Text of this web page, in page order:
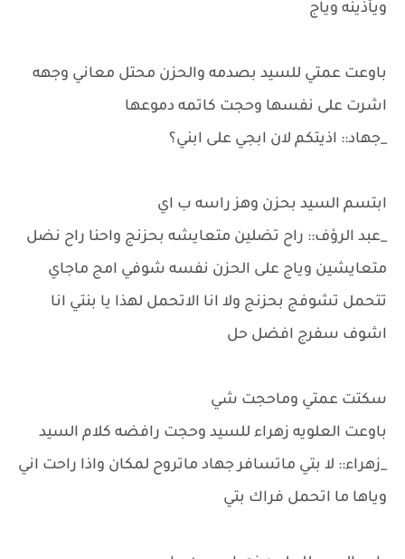
ويأذينه وياج
باوعت عمتي للسيد بصدمه والحزن محتل معاني وجهه
اشرت على نفسها وحجت كاتمه دموعها
_جهاد:: اذيتكم لان ابجي على ابني؟
ابتسم السيد بحزن وهز راسه ب اي
_عبد الرؤف:: راح تضلين متعايشه بحزنج واحنا راح نضل
متعايشين وياج على الحزن نفسه شوفي امج ماجاي
تتحمل تشوفج بحزنج ولا انا الاتحمل لهذا يا بنتي انا
اشوف سفرج افضل حل
سكتت عمتي وماحجت شي
باوعت العلويه زهراء للسيد وحجت رافضه كلام السيد
_زهراء:: لا بتي ماتسافر جهاد ماتروح لمكان واذا راحت اني
وياها ما اتحمل فراك بتي